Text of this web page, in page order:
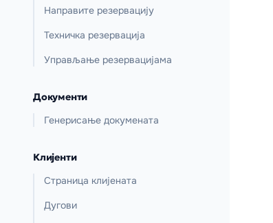
Направите резервацију
Техничка резервација
Управљање резервацијама
Документи
Генерисање докумената
Клијенти
Страница клијената
Дугови